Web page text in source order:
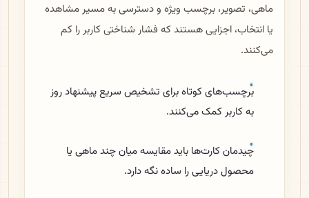
ماهی، تصویر، برچسب ویژه و دسترسی به مسیر مشاهده
یا انتخاب، اجزایی هستند که فشار شناختی کاربر را کم
می‌کنند.
برچسب‌های کوتاه برای تشخیص سریع پیشنهاد روز
به کاربر کمک می‌کنند.
چیدمان کارت‌ها باید مقایسه میان چند ماهی یا
محصول دریایی را ساده نگه دارد.